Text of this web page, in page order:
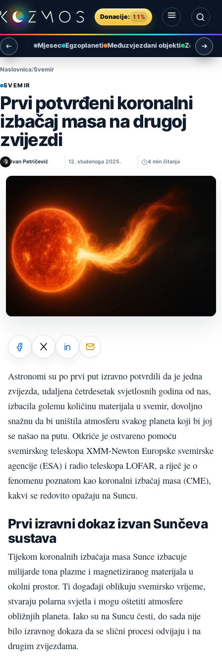
Preskoči na sadržaj
Donacije: 11%
Otvori izbornik
Otvori pretragu
Mjesec Egzoplaneti Međuzvjezdani objekti Zemlja i
Naslovnica Svemir
SVEMIR
Prvi potvrđeni koronalni
izbačaj masa na drugoj
zvijezdi
Ivan Petričević 12. studenoga 2025. 4 min čitanja
Astronomi su po prvi put izravno potvrdili da je jedna
zvijezda, udaljena četrdesetak svjetlosnih godina od nas,
izbacila golemu količinu materijala u svemir, dovoljno
snažnu da bi uništila atmosferu svakog planeta koji bi joj
se našao na putu. Otkriće je ostvareno pomoću
svemirskog teleskopa XMM-Newton Europske svemirske
agencije (ESA) i radio teleskopa LOFAR, a riječ je o
fenomenu poznatom kao koronalni izbačaj masa (CME),
kakvi se redovito opažaju na Suncu.
Prvi izravni dokaz izvan Sunčeva
sustava
Tijekom koronalnih izbačaja masa Sunce izbacuje
milijarde tona plazme i magnetiziranog materijala u
okolni prostor. Ti događaji oblikuju svemirsko vrijeme,
stvaraju polarna svjetla i mogu oštetiti atmosfere
obližnjih planeta. Iako su na Suncu česti, do sada nije
bilo izravnog dokaza da se slični procesi odvijaju i na
drugim zvijezdama.